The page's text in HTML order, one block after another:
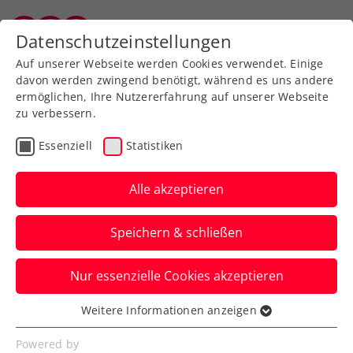
Zurück zur Newsübersicht
Davis Cup
KURIER Austria Davis Cup
Team bereit für Italien:
„Nichts zu verlieren …“
…, alles zu gewinnen. Der Auftritt im
Zentrum Bolognas im Outfit des
Herrenausstatters Sturm ist ein erster
Win.
Datenschutzeinstellungen
Auf unserer Webseite werden Cookies verwendet. Einige
davon werden zwingend benötigt, während es uns andere
ermöglichen, Ihre Nutzererfahrung auf unserer Webseite
zu verbessern.
Essenziell Statistiken
Alle akzeptieren
Speichern & schließen
Nur essenzielle Cookies akzeptieren
Essenziell
Essenzielle Cookies werden für grundlegende
Weitere Informationen anzeigen
Powered by